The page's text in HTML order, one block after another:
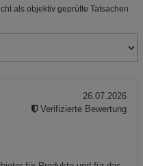
als objektiv geprüfte Tatsachen
26.07.2026
Verifizierte Bewertung